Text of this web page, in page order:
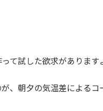
て試した欲求があります
、朝夕の気温差によるコ